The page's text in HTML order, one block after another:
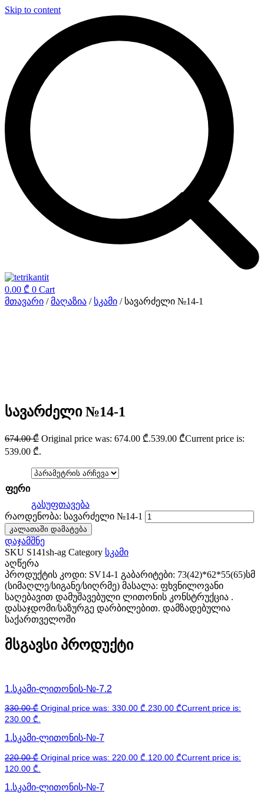
Skip to content
0.00 ₾ 0 Cart
მთავარი /მაღაზია / სკამი / სავარძელი №14-1
სავარძელი №14-1
674.00₾ Original price was: 674.00 ₾.539.00 ₾Current price is:
539.00 ₾.
ფერი
გასუფთავება
რაოდენობა: სავარძელი №14-1
კალათაში დამატება
დაჯამშნე
SKU S141sh-ag Category სკამი
აღწერა
პროდუქტის კოდი: SV14-1 გაბარიტები: 73(42)*62*55(65)სმ
(სიმაღლე/სიგანე/სიღრმე) მასალა: ფხვნილოვანი
საღებავით დამუშავებული ლითონის კონსტრუქცია .
დასაჯდომი/საზურგე დარბილებით. დამზადებულია
საქართველოში
მსგავსი პროდუქტი
1.სკამი-ლითონის-№-7.2
330.00₾ Original price was: 330.00 ₾. 230.00 ₾Current price is:
230.00 ₾.
1.სკამი-ლითონის-№-7
220.00₾ Original price was: 220.00 ₾. 120.00 ₾Current price is:
120.00 ₾.
1.სკამი-ლითონის-№-7